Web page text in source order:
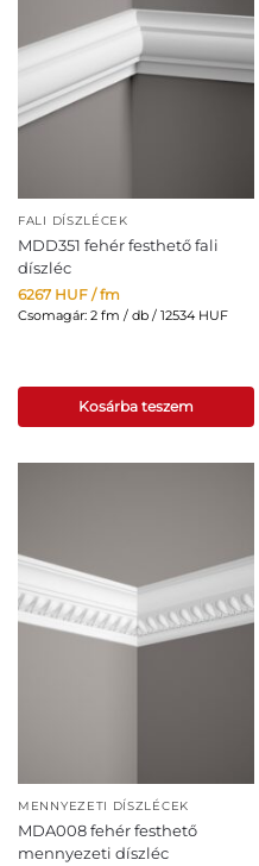
FALI DÍSZLÉCEK
MDD351 fehér festhető fali
díszléc
6267 HUF / fm
Csomagár: 2 fm / db / 12534 HUF
Kosárba teszem
MENNYEZETI DÍSZLÉCEK
MDA008 fehér festhető
mennyezeti díszléc